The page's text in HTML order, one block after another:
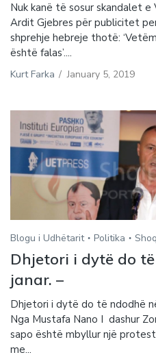
Nuk kanë të sosur skandalet e
Ardit Gjebres për publicitet
shprehje hebreje thotë:
është falas’....
Kurt Farka / January 5, 2019
Blogu i Udhëtarit Politika
Dhjetori i dytë do
janar. –
Dhjetori i dytë do të ndodhë
Nga Mustafa Nano I dashur
sapo është mbyllur një
me...